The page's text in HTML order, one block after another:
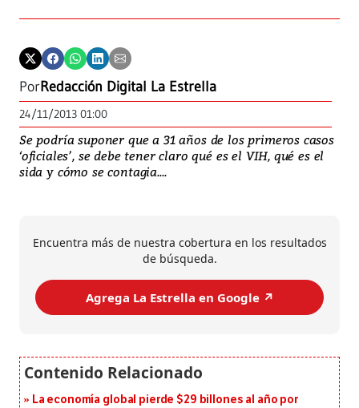
PorRedacción Digital La Estrella
24/11/2013 01:00
Se podría suponer que a 31 años de los primeros casos
‘oficiales’, se debe tener claro qué es el VIH, qué es el
sida y cómo se contagia....
Encuentra más de nuestra cobertura en los resultados
de búsqueda.
Agrega La Estrella en Google ↗️
La economía global pierde $29 billones al año por